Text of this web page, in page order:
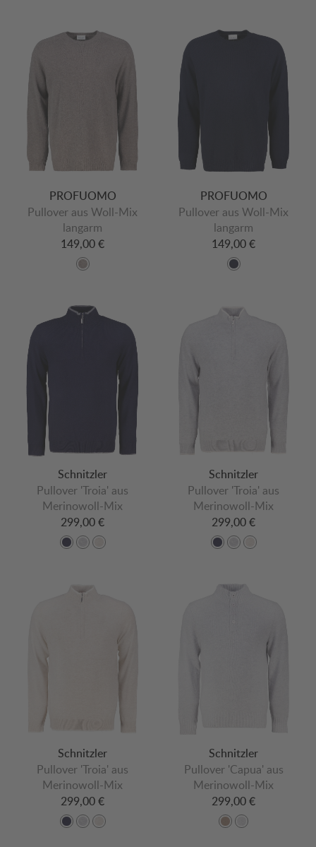
PROFUOMO
Pullover aus Woll-Mix
langarm
149,00 €
PROFUOMO
Pullover aus Woll-Mix
langarm
149,00 €
Schnitzler
Pullover 'Troia' aus
Merinowoll-Mix
299,00 €
Schnitzler
Pullover 'Troia' aus
Merinowoll-Mix
299,00 €
Schnitzler
Pullover 'Troia' aus
Merinowoll-Mix
299,00 €
Schnitzler
Pullover 'Capua' aus
Merinowoll-Mix
299,00 €